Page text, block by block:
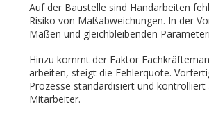
Auf der Baustelle sind Handarbeiten
Risiko von Maßabweichungen. In der
Maßen und gleichbleibenden
Hinzu kommt der Faktor
arbeiten, steigt die Fehlerquote.
Prozesse standardisiert und
Mitarbeiter.